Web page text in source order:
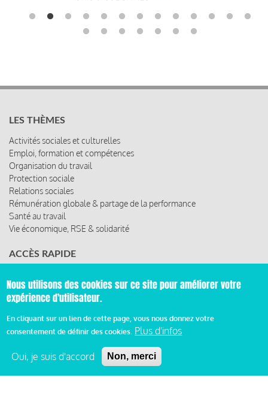
LES THÈMES
Activités sociales et culturelles
Emploi, formation et compétences
Organisation du travail
Protection sociale
Relations sociales
Rémunération globale & partage de la performance
Santé au travail
Vie économique, RSE & solidarité
ACCÈS RAPIDE
Les rencontres
Les ressources
© 2019 Miroir Social - Réalisé par
Mentions légales et condition générale d’utilisation et
Nous utilisons des cookies sur ce site pour améliorer votre
expérience d'utilisateur.
En cliquant sur un lien de cette page, vous nous donnez votre
consentement de définir des cookies. Plus d'infos
Oui, je suis d'accord Non, merci